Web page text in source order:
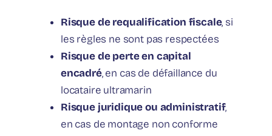
Risque de requalification fiscale, si
les règles ne sont pas respectées
Risque de perte en capital
encadré, en cas de défaillance du
locataire ultramarin
Risque juridique ou administratif,
en cas de montage non conforme